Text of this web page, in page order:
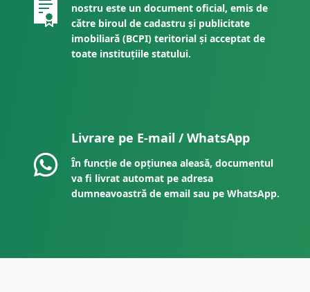
nostru este un document oficial, emis de
către biroul de cadastru și publicitate
imobiliară (BCPI) teritorial și acceptat de
toate instituțiile statului.
Livrare pe E-mail / WhatsApp
În funcție de opțiunea aleasă, documentul
va fi livrat automat pe adresa
dumneavoastră de email sau pe WhatsApp.